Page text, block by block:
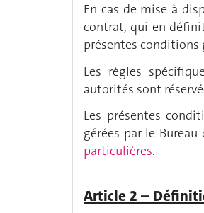
En cas de mise à
contrat, qui en
présentes conditions
Les règles
autorités sont
Les présentes
gérées par le
particulières.
Article 2 –